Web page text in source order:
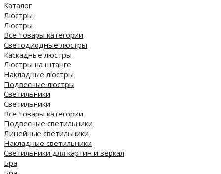
Каталог
Люстры
Люстры
Все товары категории
Светодиодные люстры
Каскадные люстры
Люстры на штанге
Накладные люстры
Подвесные люстры
Светильники
Светильники
Все товары категории
Подвесные светильники
Линейные светильники
Накладные светильники
Светильники для картин и зеркал
Бра